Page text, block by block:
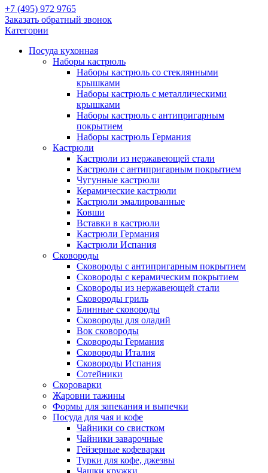
+7 (495) 972 9765
Заказать обратный звонок
Категории
Посуда кухонная
Наборы кастрюль
Наборы кастрюль со стеклянными
крышками
Наборы кастрюль с металлическими
крышками
Наборы кастрюль с антипригарным
покрытием
Наборы кастрюль Германия
Кастрюли
Кастрюли из нержавеющей стали
Кастрюли с антипригарным покрытием
Чугунные кастрюли
Керамические кастрюли
Кастрюли эмалированные
Ковши
Вставки в кастрюли
Кастрюли Германия
Кастрюли Испания
Сковороды
Сковороды с антипригарным покрытием
Сковороды с керамическим покрытием
Сковороды из нержавеющей стали
Сковороды гриль
Блинные сковороды
Сковороды для оладий
Вок сковороды
Сковороды Германия
Сковороды Италия
Сковороды Испания
Сотейники
Скороварки
Жаровни тажины
Формы для запекания и выпечки
Посуда для чая и кофе
Чайники со свистком
Чайники заварочные
Гейзерные кофеварки
Турки для кофе, джезвы
Чашки кружки